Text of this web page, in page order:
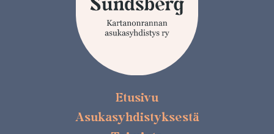
Etusivu
Asukasyhdistyksestä